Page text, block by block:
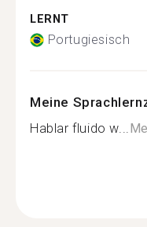
LERNT
Portugiesisch
Meine
Hablar fluido w...